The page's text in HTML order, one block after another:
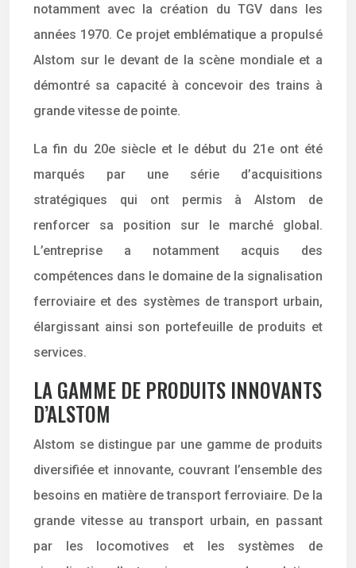
notamment avec la création du TGV dans les
années 1970. Ce projet emblématique a propulsé
Alstom sur le devant de la scène mondiale et a
démontré sa capacité à concevoir des trains à
grande vitesse de pointe.
La fin du 20e siècle et le début du 21e ont été
marqués par une série d’acquisitions
stratégiques qui ont permis à Alstom de
renforcer sa position sur le marché global.
L’entreprise a notamment acquis des
compétences dans le domaine de la signalisation
ferroviaire et des systèmes de transport urbain,
élargissant ainsi son portefeuille de produits et
services.
LA GAMME DE PRODUITS INNOVANTS
D’ALSTOM
Alstom se distingue par une gamme de produits
diversifiée et innovante, couvrant l’ensemble des
besoins en matière de transport ferroviaire. De la
grande vitesse au transport urbain, en passant
par les locomotives et les systèmes de